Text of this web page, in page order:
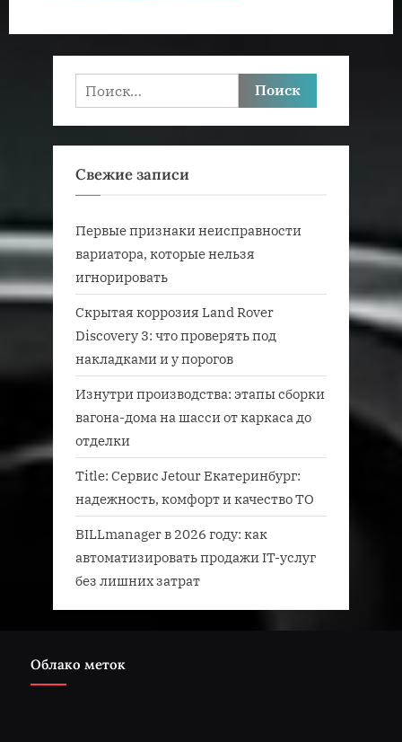
Найти:
Свежие записи
Первые признаки неисправности
вариатора, которые нельзя
игнорировать
Скрытая коррозия Land Rover
Discovery 3: что проверять под
накладками и у порогов
Изнутри производства: этапы сборки
вагона-дома на шасси от каркаса до
отделки
Title: Сервис Jetour Екатеринбург:
надежность, комфорт и качество ТО
BILLmanager в 2026 году: как
автоматизировать продажи IT-услуг
без лишних затрат
Облако меток